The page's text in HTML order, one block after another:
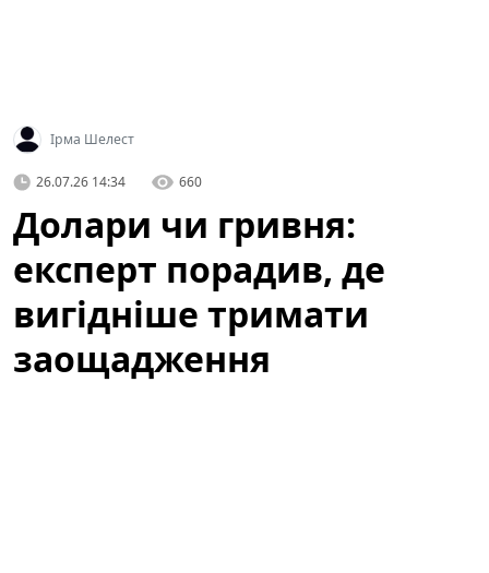
Ірма Шелест
26.07.26 14:34 660
Долари чи гривня:
експерт порадив, де
вигідніше тримати
заощадження